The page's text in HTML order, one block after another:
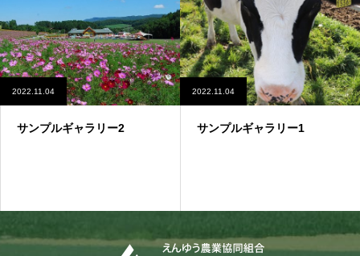
2022.11.04
サンプルギャラリー2
2022.11.04
サンプルギャラリー1